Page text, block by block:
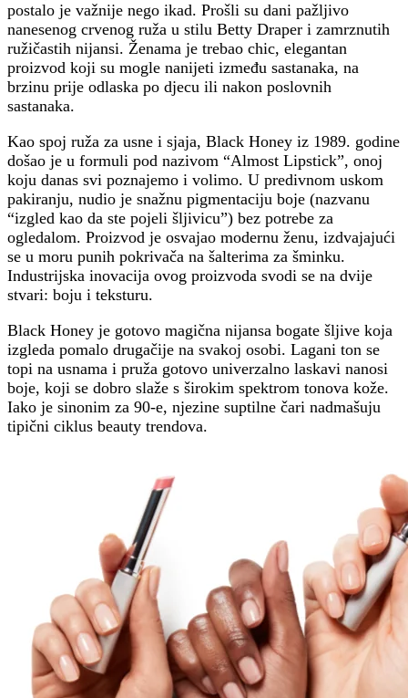
postalo je važnije nego ikad. Prošli su dani pažljivo
nanesenog crvenog ruža u stilu Betty Draper i zamrznutih
ružičastih nijansi. Ženama je trebao chic, elegantan
proizvod koji su mogle nanijeti između sastanaka, na
brzinu prije odlaska po djecu ili nakon poslovnih
sastanaka.
Kao spoj ruža za usne i sjaja, Black Honey iz 1989. godine
došao je u formuli pod nazivom “Almost Lipstick”, onoj
koju danas svi poznajemo i volimo. U predivnom uskom
pakiranju, nudio je snažnu pigmentaciju boje (nazvanu
“izgled kao da ste pojeli šljivicu”) bez potrebe za
ogledalom. Proizvod je osvajao modernu ženu, izdvajajući
se u moru punih pokrivača na šalterima za šminku.
Industrijska inovacija ovog proizvoda svodi se na dvije
stvari: boju i teksturu.
Black Honey je gotovo magična nijansa bogate šljive koja
izgleda pomalo drugačije na svakoj osobi. Lagani ton se
topi na usnama i pruža gotovo univerzalno laskavi nanosi
boje, koji se dobro slaže s širokim spektrom tonova kože.
Iako je sinonim za 90-e, njezine suptilne čari nadmašuju
tipični ciklus beauty trendova.